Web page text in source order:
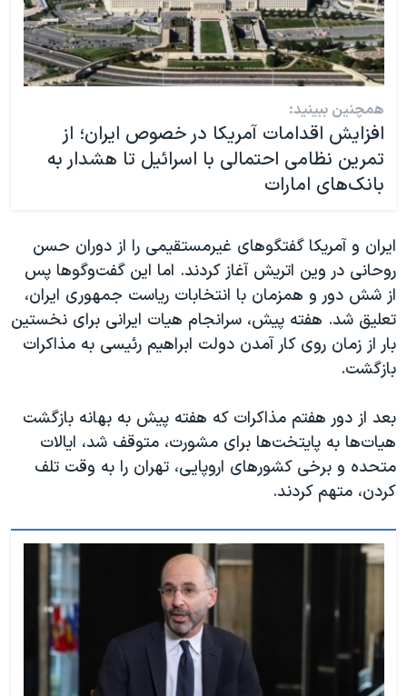
همچنین ببینید:
افزایش اقدامات آمریکا در خصوص ایران؛ از
تمرین‌ نظامی احتمالی با اسرائیل تا هشدار به
بانک‌های امارات
ایران و آمریکا گفتگو‌های غیرمستقیمی را از دوران حسن
روحانی در وین اتریش آغاز کردند. اما این گفت‌و‌گوها پس
از شش دور و همزمان با انتخابات ریاست جمهوری ایران،
تعلیق شد. هفته پیش، سرانجام هیات ایرانی برای نخستین
بار از زمان روی کار آمدن دولت ابراهیم رئيسی به مذاکرات
بازگشت.
بعد از دور هفتم مذاکرات که هفته پیش به بهانه بازگشت
هیات‌ها به پایتخت‌ها برای مشورت، متوقف شد، ایالات
متحده و برخی کشورهای اروپایی، تهران را به وقت تلف
کردن، متهم کردند.